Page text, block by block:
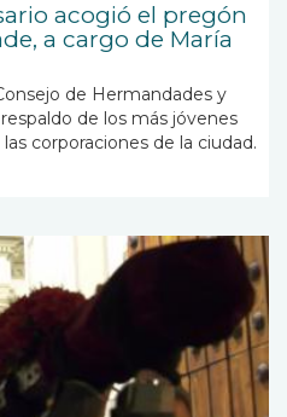
acogió el pregón
a cargo de María
de Hermandades y
de los más jóvenes
corporaciones de la ciudad.